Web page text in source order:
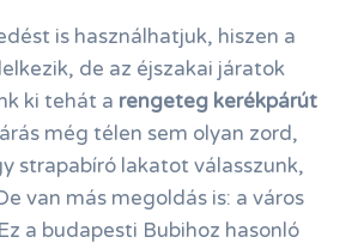
is használhatjuk, hiszen a
de az éjszakai járatok
ki tehát a rengeteg kerékpárút
még télen sem olyan zord,
strapabíró lakatot válasszunk,
van más megoldás is: a város
a budapesti Bubihoz hasonló